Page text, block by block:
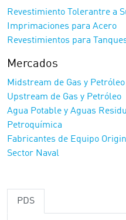
Revestimiento Tolerantre a
Imprimaciones para Acero
Revestimientos para
Mercados
Midstream de Gas y Petróleo
Upstream de Gas y Petróleo
Agua Potable y Aguas
Petroquímica
Fabricantes de Equipo
Sector Naval
PDS